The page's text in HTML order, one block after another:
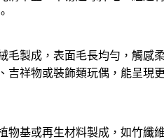
毛製成，表面毛長均勻，觸感
吉祥物或裝飾類玩偶，能呈現
物基或再生材料製成，如竹纖